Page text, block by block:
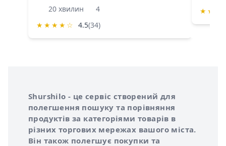
20 хвилин
4
★ ★ ★ ★ ☆ 4.5(34)
★ ★
Про сервіс Shurshilo
Shurshilo - це сервіс створений для
полегшення пошуку та порівняння
продуктів за категоріями товарів в
різних торгових мережах вашого міста.
Він також полегшує покупки та